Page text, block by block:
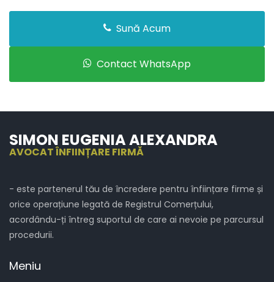
Sună Acum
Contact WhatsApp
SIMON EUGENIA ALEXANDRA
AVOCAT ÎNFIINȚARE FIRMĂ
- este partenerul tău de încredere pentru înființare firme și
orice operațiune legată de Registrul Comerțului,
acordându-ți întreg suportul de care ai nevoie pe parcursul
procedurii.
Meniu